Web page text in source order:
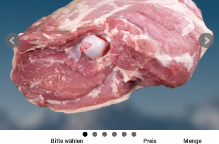
Bitte wählen Preis Menge